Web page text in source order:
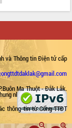
và Thông tin Điện tử cấp
Ma Thuột - Đắk Lắk.
thông tin từ Cổng TTĐT